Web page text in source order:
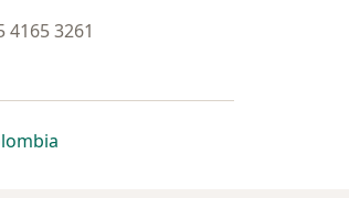
4165 3261
una nueva pestaña
en una nueva pestaña
se abre en una nueva pestaña